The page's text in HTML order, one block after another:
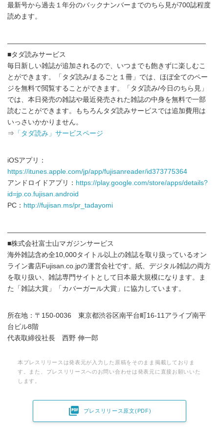
最新号から過去１年分のバックナンバーまでのちら見が700誌程度
読めます。
―――――――――――――――――――――――――――――
■タダ読みサービス
毎日新しい雑誌が追加されるので、いつまでも飽きずに楽しむこ
とができます。「タダ読み/まるごと１冊」では、ほぼ全てのペー
ジを無料で閲覧することができます。「タダ読み/今日のちら見」
では、本日発売の雑誌や最近発売された雑誌の中身を無料で一部
読むことができます。もちろんタダ読みサービスでは追加費用は
いっさいかかりません。
⇒ 「タダ読み」サービスページ
iOSアプリ：
https://itunes.apple.com/jp/app/fujisanreader/id373775364
アンドロイドアプリ： https://play.google.com/store/apps/details?
id=jp.co.fujisan.android
PC： http://fujisan.ms/pr_tadayomi
―――――――――――――――――――――――――――――
■株式会社富士山マガジンサービス
海外雑誌含め全10,000タイトル以上の雑誌を取り扱っているオン
ライン書店Fujisan.co.jpの運営会社です。紙、デジタル雑誌の両方
を取り扱い、雑誌専門サイトとして日本最大規模になります。ま
た「雑誌大賞」「カバーガール大賞」に協力しています。
所在地：〒150-0036 東京都渋谷区南平台町16-11アライブ南平
台ビル8階
代表取締役社長 西野 伸一郎
本プレスリリースは発表元が入力した原稿をそのまま掲載しておりま
す。また、プレスリリースへのお問い合わせは発表元に直接お願いいた
します。
 プレスリリース原文(PDF)